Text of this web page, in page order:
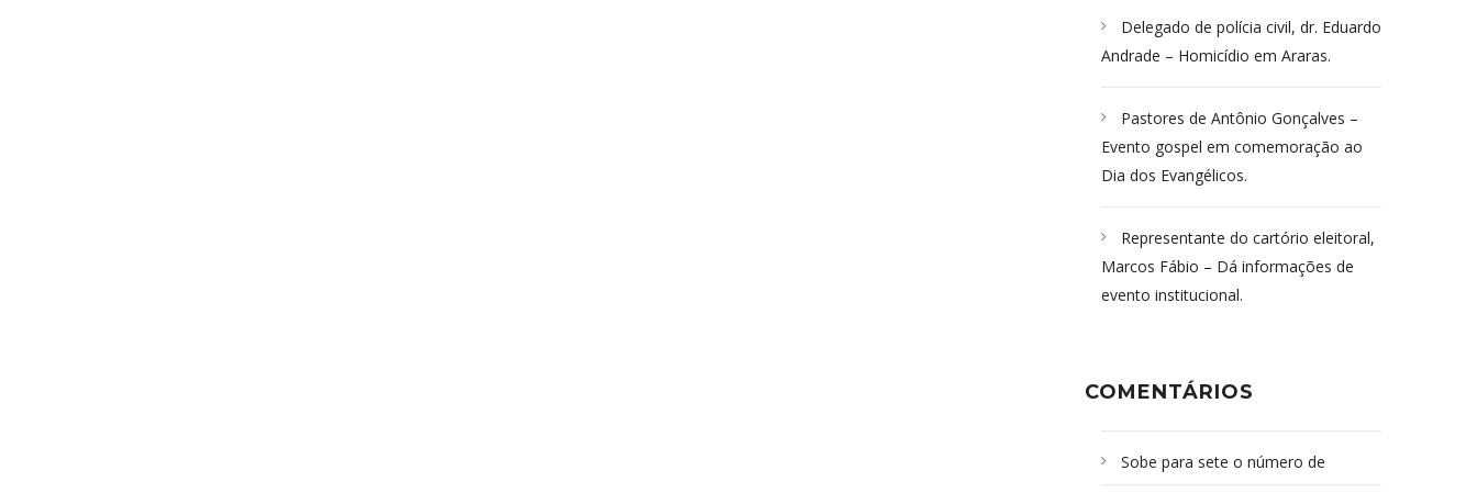
Delegado de polícia civil, dr. Eduardo
Andrade – Homicídio em Araras.
Pastores de Antônio Gonçalves –
Evento gospel em comemoração ao
Dia dos Evangélicos.
Representante do cartório eleitoral,
Marcos Fábio – Dá informações de
evento institucional.
COMENTÁRIOS
Sobe para sete o número de